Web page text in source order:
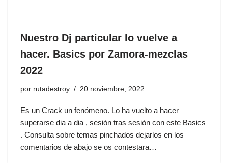
Nuestro Dj particular lo vuelve a
hacer. Basics por Zamora-mezclas
2022
por rutadestroy 20 noviembre, 2022
Es un Crack un fenómeno. Lo ha vuelto a hacer
superarse dia a dia , sesión tras sesión con este Basics
. Consulta sobre temas pinchados dejarlos en los
comentarios de abajo se os contestara…